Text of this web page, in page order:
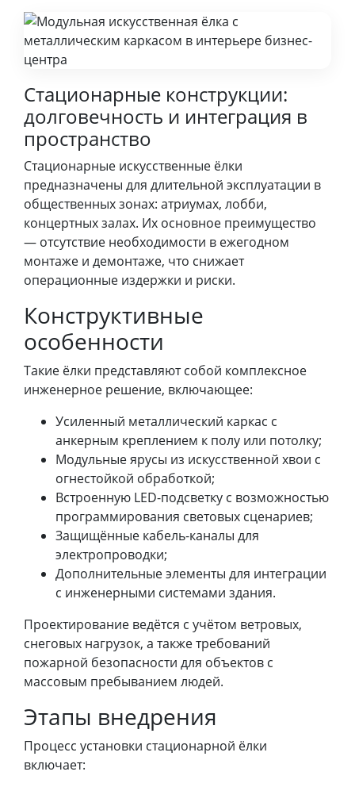
Стационарные конструкции:
долговечность и интеграция в
пространство
Стационарные искусственные ёлки
предназначены для длительной эксплуатации в
общественных зонах: атриумах, лобби,
концертных залах. Их основное преимущество
— отсутствие необходимости в ежегодном
монтаже и демонтаже, что снижает
операционные издержки и риски.
Конструктивные
особенности
Такие ёлки представляют собой комплексное
инженерное решение, включающее:
Усиленный металлический каркас с
анкерным креплением к полу или потолку;
Модульные ярусы из искусственной хвои с
огнестойкой обработкой;
Встроенную LED-подсветку с возможностью
программирования световых сценариев;
Защищённые кабель-каналы для
электропроводки;
Дополнительные элементы для интеграции
с инженерными системами здания.
Проектирование ведётся с учётом ветровых,
снеговых нагрузок, а также требований
пожарной безопасности для объектов с
массовым пребыванием людей.
Этапы внедрения
Процесс установки стационарной ёлки
включает: